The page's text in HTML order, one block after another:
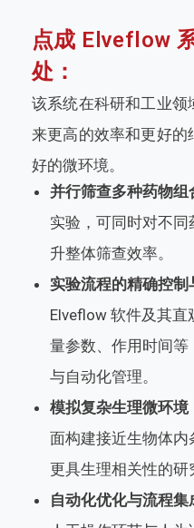
点成 Elveflow
处：
该系统在科研和工业领
来更高的效率和更好的
好的微环境。
并行筛查多种药物组
实验，可同时对不
升整体筛查效率。
实验流程的精确控制
Elveflow 软件及其
量参数、作用时间
与自动化管理。
模拟复杂生理微环境
面构建接近生物体内
更具生理相关性的研
自动化优化与流程集